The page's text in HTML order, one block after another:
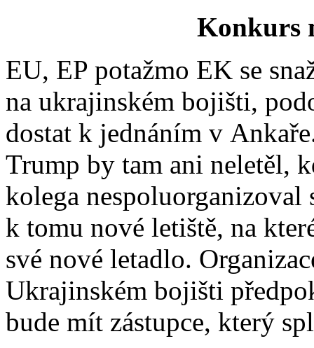
Konkurs
EU, EP potažmo EK se
na ukrajinském bojišti,
dostat k jednáním v
Trump by tam ani neletěl,
kolega
k tomu nové letiště, na
své nové letadlo.
Ukrajinském bojišti
bude mít zástupce, který